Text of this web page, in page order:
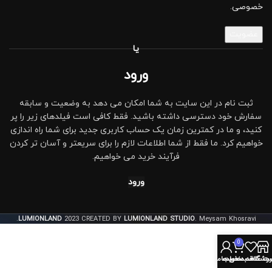
خصوصی.
یا
ورود
ثبت نام در این سایت به شما امکان می دهد به وضعیت و سابقه
سفارش خود دسترسی داشته باشید. فقط کافی است فیلدهای زیر را پر
کنید، و ما در کمترین زمان یک حساب کاربری جدید برای شما راه اندازی
خواهیم کرد. ما فقط از شما اطلاعات لازم را برای سریعتر و آسان تر کردن
فرآیند خرید می خواهیم.
ورود
LUMIONLAND 2023 CREATED BY LUMIONLAND STUDIO. Meysam Khosravi.
علاقه مندی ها
0
سبد خرید
حساب من